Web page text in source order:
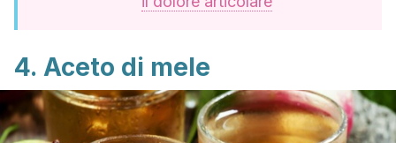
4. Aceto di mele